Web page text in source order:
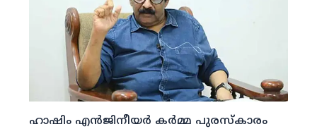
ഹാഷിം എന്‍ജിനീയര്‍ കര്‍മ്മ പുരസ്‌കാരം